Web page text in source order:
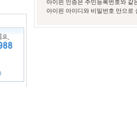
아이핀 인증은 주민등록번호와 같
아이핀 아이디와 비밀번호 만으로